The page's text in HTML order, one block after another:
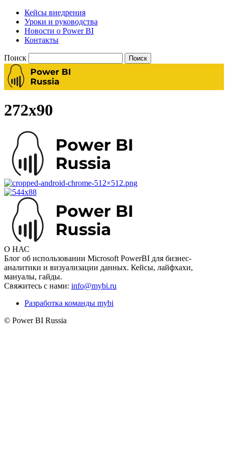
Кейсы внедрения
Уроки и руководства
Новости о Power BI
Контакты
Поиск
272х90
О НАС
Блог об использовании Microsoft PowerBI для бизнес-
аналитики и визуализации данных. Кейсы, лайфхахи,
мануалы, гайды.
Свяжитесь с нами: info@mybi.ru
Разработка команды mybi
© Power BI Russia